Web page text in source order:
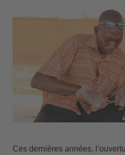
Ces dernières années,